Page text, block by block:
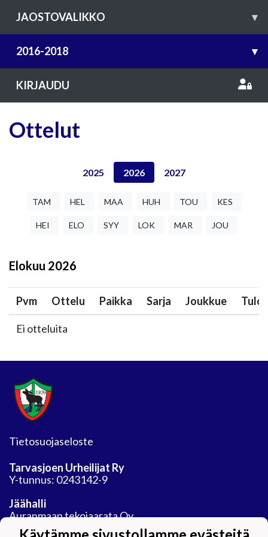
JAOSTOVALIKKO ▾
2016-2018 ▾
KIRJAUDU
Ottelut
2025 2026 2027
TAM HEL MAA HUH TOU KES
HEI ELO SYY LOK MAR JOU
Elokuu 2026
Pvm Ottelu Paikka Sarja Joukkue Tulos
Ei otteluita
Tietosuojaseloste
Tarvasjoen Urheilijat Ry
Y-tunnus: 0243142-9
Jäähalli
Auranmaan tekojaarata Oy
Areenatie 30